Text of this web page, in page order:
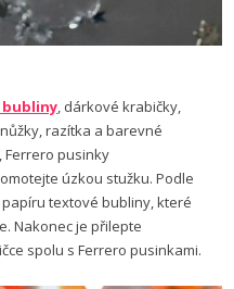
, dárkové krabičky,
razítka a barevné
Ferrero pusinky
úzkou stužku. Podle
textové bubliny, které
Nakonec je přilepte
spolu s Ferrero pusinkami.